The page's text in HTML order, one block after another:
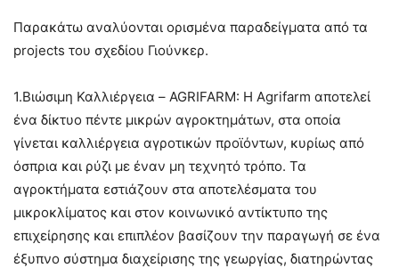
Παρακάτω αναλύονται ορισμένα παραδείγματα από τα
projects του σχεδίου Γιούνκερ.
1.Βιώσιμη Καλλιέργεια – AGRIFARM: Η Agrifarm αποτελεί
ένα δίκτυο πέντε μικρών αγροκτημάτων, στα οποία
γίνεται καλλιέργεια αγροτικών προϊόντων, κυρίως από
όσπρια και ρύζι με έναν μη τεχνητό τρόπο. Τα
αγροκτήματα εστιάζουν στα αποτελέσματα του
μικροκλίματος και στον κοινωνικό αντίκτυπο της
επιχείρησης και επιπλέον βασίζουν την παραγωγή σε ένα
έξυπνο σύστημα διαχείρισης της γεωργίας, διατηρώντας